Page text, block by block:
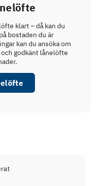
klart – då kan du
bostaden du är
kan du ansöka om
godkänt lånelöfte